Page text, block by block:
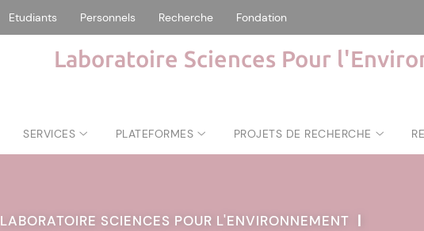
Etudiants Personnels Recherche Fondation
Laboratoire Sciences Pour
SERVICES PLATEFORMES PROJETS DE RECHERCHE
LABORATOIRE SCIENCES POUR L'ENVIRONNEMENT |